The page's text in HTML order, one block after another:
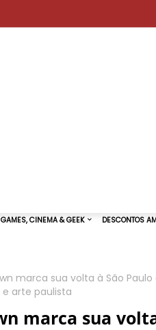
NOVIDADES
marca sua volta à São
arte paulista
marca sua